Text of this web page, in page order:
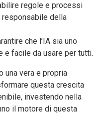
regole e processi
responsabile della
che l’IA sia uno
e facile da usare per tutti.
una vera e propria
questa crescita
investendo nella
il motore di questa